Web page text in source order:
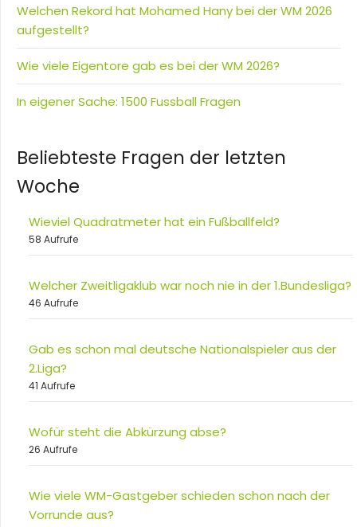
Welchen Rekord hat Mohamed Hany bei der WM 2026
aufgestellt?
Wie viele Eigentore gab es bei der WM 2026?
In eigener Sache: 1500 Fussball Fragen
Beliebteste Fragen der letzten
Woche
Wieviel Quadratmeter hat ein Fußballfeld?
58 Aufrufe
Welcher Zweitligaklub war noch nie in der 1.Bundesliga?
46 Aufrufe
Gab es schon mal deutsche Nationalspieler aus der
2.Liga?
41 Aufrufe
Wofür steht die Abkürzung abse?
26 Aufrufe
Wie viele WM-Gastgeber schieden schon nach der
Vorrunde aus?